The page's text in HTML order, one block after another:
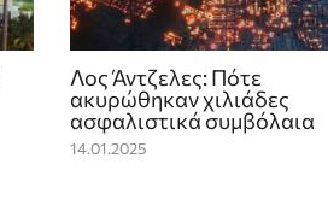
Λος Άντζελες: Πότε
ακυρώθηκαν χιλιάδες
ασφαλιστικά συμβόλαια
14.01.2025